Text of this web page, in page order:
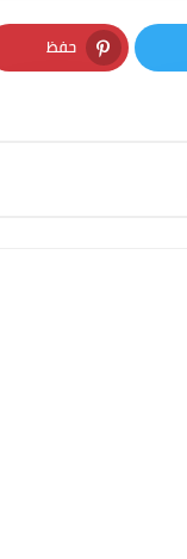
حفظ
Pinterest